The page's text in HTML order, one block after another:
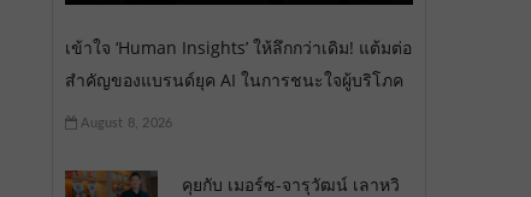
เข้าใจ ‘Human Insights’ ให้ลึกกว่าเดิม! แต้มต่อ
สำคัญของแบรนด์ยุค AI ในการชนะใจผู้บริโภค
August 8, 2026
คุยกับ เมอร์ซ-จารุวัฒน์ เลาหวิ